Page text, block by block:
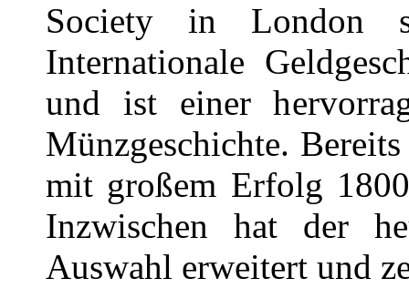
Society in London
Internationale
und ist einer
Münzgeschichte.
mit großem Erfolg
Inzwischen hat der
Auswahl erweitert und